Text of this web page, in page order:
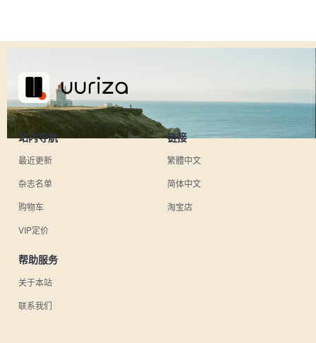
站内导航
最近更新
杂志名单
购物车
VIP定价
链接
繁體中文
简体中文
淘宝店
帮助服务
关于本站
联系我们